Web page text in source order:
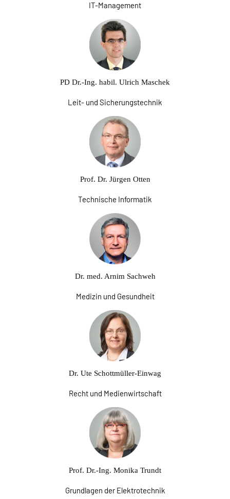
IT-Management
PD Dr.-Ing. habil. Ulrich Maschek
Leit- und Sicherungstechnik
Prof. Dr. Jürgen Otten
Technische Informatik
Dr. med. Arnim Sachweh
Medizin und Gesundheit
Dr. Ute Schottmüller-Einwag
Recht und Medienwirtschaft
Prof. Dr.-Ing. Monika Trundt
Grundlagen der Elektrotechnik